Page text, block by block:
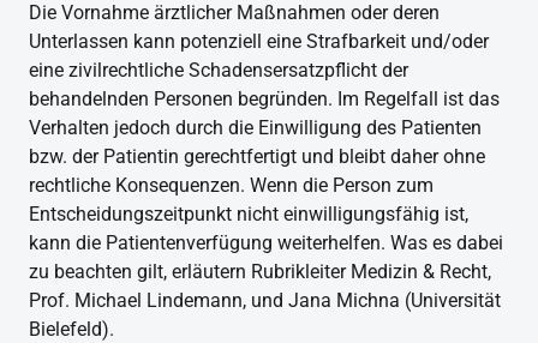
Die Vornahme ärztlicher Maßnahmen oder deren
Unterlassen kann potenziell eine Strafbarkeit und/oder
eine zivilrechtliche Schadensersatzpflicht der
behandelnden Personen begründen. Im Regelfall ist das
Verhalten jedoch durch die Einwilligung des Patienten
bzw. der Patientin gerechtfertigt und bleibt daher ohne
rechtliche Konsequenzen. Wenn die Person zum
Entscheidungszeitpunkt nicht einwilligungsfähig ist,
kann die Patientenverfügung weiterhelfen. Was es dabei
zu beachten gilt, erläutern Rubrikleiter Medizin & Recht,
Prof. Michael Lindemann, und Jana Michna (Universität
Bielefeld).